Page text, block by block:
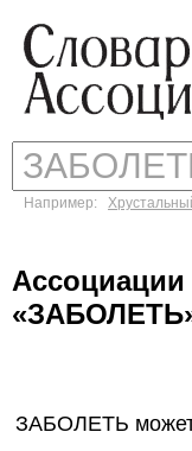
Например:
ЗАБОЛЕТЬ